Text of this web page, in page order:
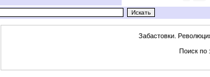
Забастовки.
Поиск по